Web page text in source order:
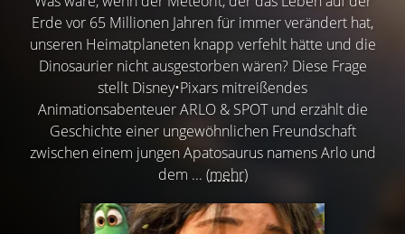
Erde vor 65 Millionen Jahren für immer verändert hat,
unseren Heimatplaneten knapp verfehlt hätte und die
Dinosaurier nicht ausgestorben wären? Diese Frage
stellt Disney•Pixars mitreißendes
Animationsabenteuer ARLO & SPOT und erzählt die
Geschichte einer ungewöhnlichen Freundschaft
zwischen einem jungen Apatosaurus namens Arlo und
dem ... (mehr)